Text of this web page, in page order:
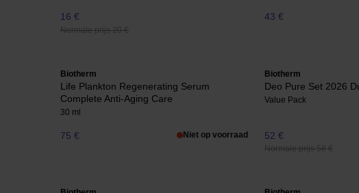
16 €
Normale prijs 20 €
43 €
Biotherm
Life Plankton Regenerating Serum
Complete Anti-Aging Care
30 ml
75 € Niet op voorraad
Biotherm
Deo Pure Set 2026
Value Pack
52 €
Normale prijs 58 €